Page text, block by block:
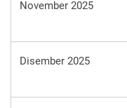
November 2025
Disember 2025